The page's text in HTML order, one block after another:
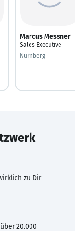
Marcus Messner
Sales Executive
Nürnberg
zu Dir
20.000